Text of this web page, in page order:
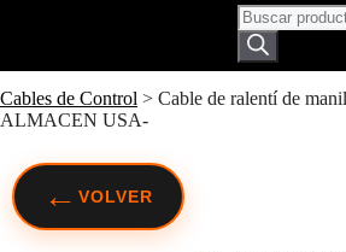
Cables de Control > Cable de ralentí de
ALMACEN USA-
← VOLVER